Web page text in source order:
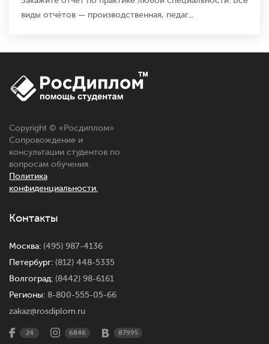
виды отчётов — производственная, педаг...
Copyright © « Росдиплом»
Сопровождение и
консультации студентов по
вопросам обучения.
Политика
конфиденциальности.
Контакты
Москва: (495) 987-4136
Петербург: (812) 448-5335
Волгоград: (8442) 98-6161
Регионы: 8-800-555-05-66
zakaz@rosdiplom.ru
24 6846 87995